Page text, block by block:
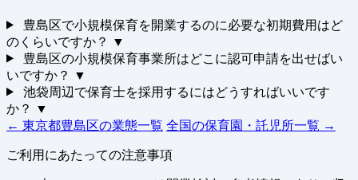
豊島区で小規模保育を開業するのに必要な初期費用はど
のくらいですか？
▼
豊島区の小規模保育事業所はどこに認可申請を出せばい
いですか？
▼
池袋周辺で保育士を採用するにはどうすればいいです
か？
▼
← 東京都豊島区の業態一覧 全国の保育園・託児所一覧 →
ご利用にあたっての注意事項